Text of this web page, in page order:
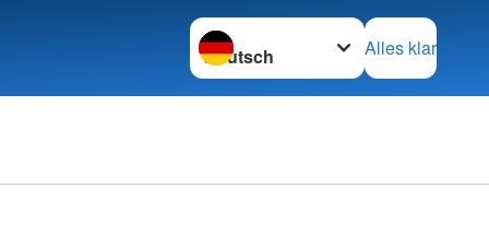
Sprache wechseln zu
Alles klar